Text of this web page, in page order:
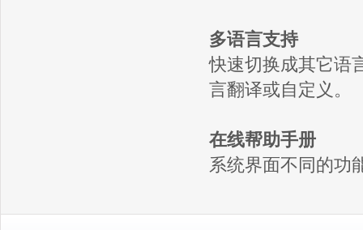
多语言支持
快速切换成其它语
言翻译或自定义。
在线帮助手册
系统界面不同的功